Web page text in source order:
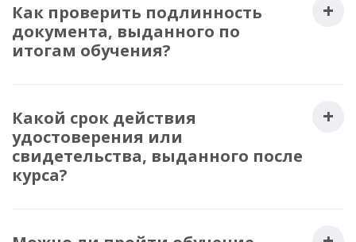
Как проверить подлинность
документа, выданного по
итогам обучения?
Какой срок действия
удостоверения или
свидетельства, выданного после
курса?